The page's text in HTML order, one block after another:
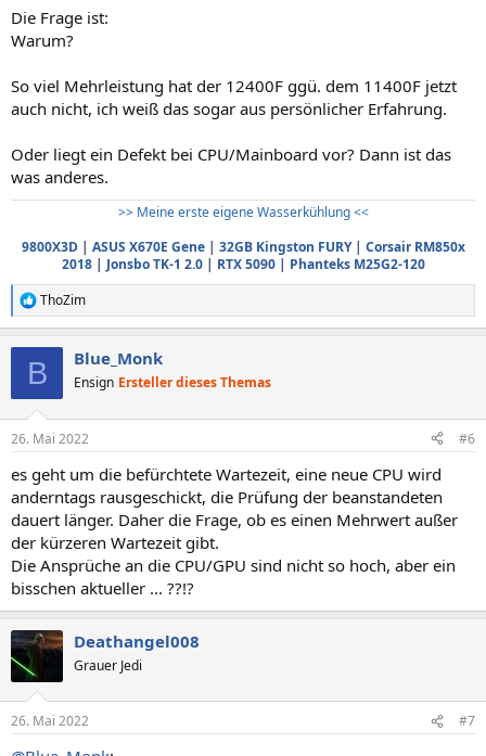
Die Frage ist:
Warum?
So viel Mehrleistung hat der 12400F ggü. dem 11400F jetzt
auch nicht, ich weiß das sogar aus persönlicher Erfahrung.
Oder liegt ein Defekt bei CPU/Mainboard vor? Dann ist das
was anderes.
>> Meine erste eigene Wasserkühlung <<
9800X3D| ASUS X670E Gene| 32GB Kingston FURY| Corsair RM850x
2018| Jonsbo TK-1 2.0| RTX 5090| Phanteks M25G2-120
R
e
e
:
ThoZim
B Blue_Monk
Ensign Ersteller dieses Themas
26. Mai 2022 #6
es geht um die befürchtete Wartezeit, eine neue CPU wird
anderntags rausgeschickt, die Prüfung der beanstandeten
dauert länger. Daher die Frage, ob es einen Mehrwert außer
der kürzeren Wartezeit gibt.
Die Ansprüche an die CPU/GPU sind nicht so hoch, aber ein
bisschen aktueller ... ??!?
Deathangel008
Grauer Jedi
26. Mai 2022 #7